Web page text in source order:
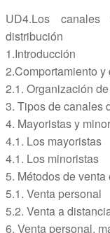
UD4.Los
distribución
1.Introducción
2.Comportamiento
2.1. Organización
3. Tipos de canales
4. Mayoristas y
4.1. Los mayoristas
4.1. Los minoristas
5. Métodos de
5.1. Venta personal
5.2. Venta a
6. Venta personal,